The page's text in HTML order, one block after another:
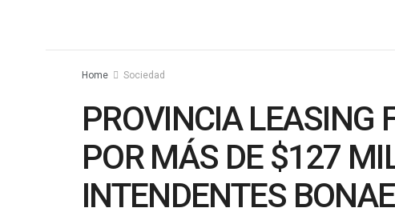
Home Sociedad
PROVINCIA LEASING
POR MÁS DE $127
INTENDENTES